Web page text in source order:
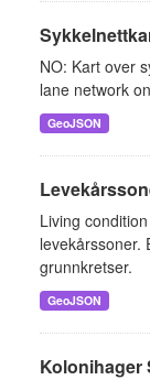
NO: Kart over
lane network
GeoJSON
Living
levekårssoner.
grunnkretser.
GeoJSON
Kolonihager